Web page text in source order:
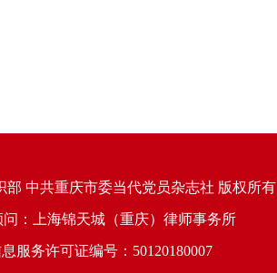
部 中共重庆市委当代党员杂志社 版权所有
问：上海锦天城（重庆）律师事务所
服务许可证编号：50120180007